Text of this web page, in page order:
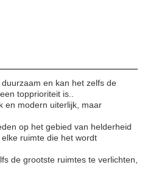
en kan het zelfs de
topprioriteit is..
en modern uiterlijk, maar
op het gebied van helderheid
ruimte die het wordt
de grootste ruimtes te verlichten,